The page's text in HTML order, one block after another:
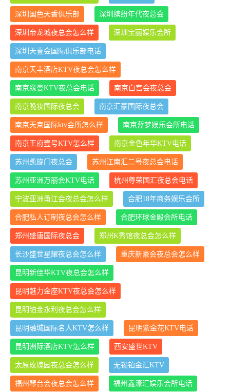
深圳国色天香俱乐部 深圳缤纷年代夜总会
深圳帝龙城夜总会怎么样 深圳宝丽娱乐会所
深圳天壹会国际俱乐部电话
南京天丰酒店KTV夜总会怎么样
南京缘曼KTV夜总会电话 南京白宫会夜总会
南京晚妆国际夜总会 南京汇豪国际夜总会
南京天京国际ktv会所怎么样 南京蓝梦娱乐会所电话
南京王府壹号KTV怎么样 南京金色年华KTV电话
苏州凯旋门夜总会 苏州江南汇二号夜总会电话
苏州亚洲万丽会KTV电话 杭州尊荣国汇夜总会电话
宁波亚洲甬江会夜总会怎么样 合肥18年商务娱乐会所
合肥私人订制夜总会怎么样 合肥环球金殿会所电话
郑州盛唐国际夜总会 郑州K秀馆夜总会怎么样
长沙盛世星耀夜总会怎么样 重庆新豪会夜总会怎么样
昆明新佳华KTV夜总会怎么样
昆明魅力金座KTV夜总会怎么样
昆明铂金永利夜总会怎么样
昆明融城国际名人KTV怎么样 昆明紫金花KTV电话
昆明洲际酒店KTV怎么样 西安盛世KTV
太原玫瑰园夜总会怎么样 无锡铂金汇KTV
福州琴台会夜总会怎么样 福州鑫濠汇娱乐会所电话